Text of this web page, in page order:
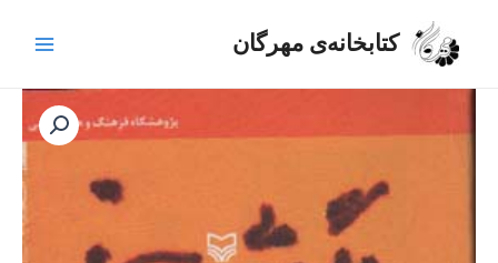
کتابخانه‌ی مهرگان